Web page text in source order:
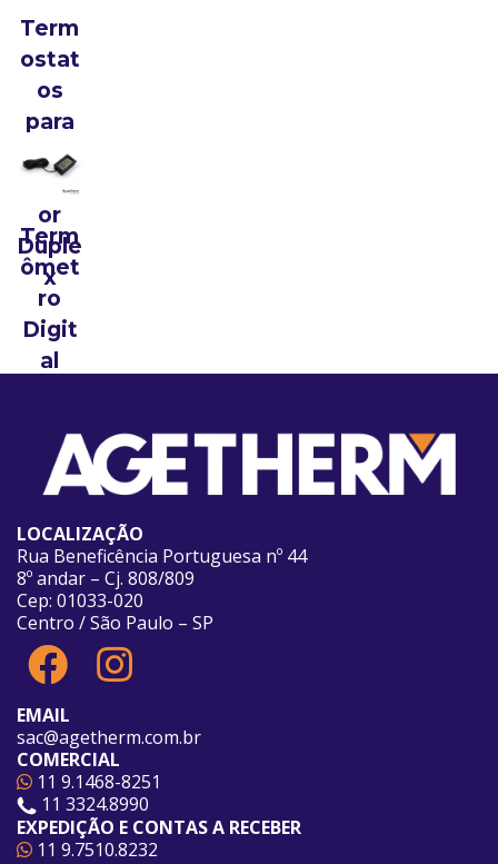
Term
ostat
os
para
Refri
gerad
or
Duple
x
Term
ômet
ro
Digit
al
LOCALIZAÇÃO
Rua Beneficência Portuguesa nº 44
8º andar – Cj. 808/809
Cep: 01033-020
Centro / São Paulo – SP
EMAIL
sac@agetherm.com.br
COMERCIAL
11 9.1468-8251
11 3324.8990
EXPEDIÇÃO E CONTAS A RECEBER
11 9.7510.8232